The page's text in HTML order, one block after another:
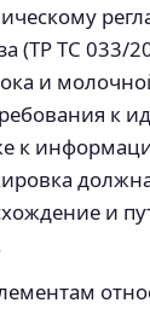
(ТР ТС 033/
и
к
к
и